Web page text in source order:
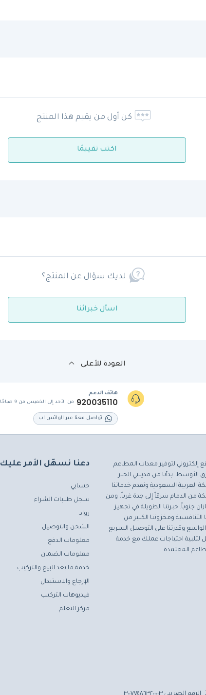
كن أول من يقيم هذا المنتج
اكتب تقييمًا
لديك سؤال عن المنتج؟
اسأل خبرائنا
العودة للأعلى
هاتف الدعم
920035110 من الأحد إلى الخميس من 9 صباحًا وحتى 5 مساءً
تواصل معنا عبر الواتس اب
إلكتروني لتوفير معدات المطاعم
الأوسط. بدأنا من مدينتي الخبر
العربية السعودية ونقدم خدماتنا
من الدمام شرقاً إلى جدة غرباً، ومن
جنوباً. خبرتنا الطويلة في تجهيز
ومخزوننا الكبير من
وقدرتنا على التوصيل السريع
لتلبية احتياجات عملك مع خدمة
المعتمدة.
دعنا نسهّل الأمر عليك
حسابي
سجل طلبات الشراء
رواد
الشحن والتوصيل
معلومات الدفع
معلومات الضمان
خدمة ما بعد البيع والتركيب
الإرجاع والاستبدال
فيديوهات التركيب
مركز التعلم